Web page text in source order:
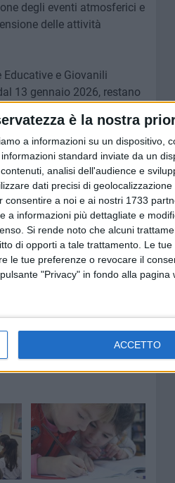
è la nostra
a informazioni su un dispositivo,
standard inviate da un
analisi dell'audience e
dati precisi di
a noi e ai nostri 1733
a informazioni più dettagliate e
Si rende noto che alcuni
di opporti a tale trattamento. Le
le tue preferenze o revocare il
"Privacy" in fondo alla pagina
ACCETTO
degli eventi atmosferici e
delle attività
e Giovanili
13 gennaio 2026, restano
modalità di iscrizione
Comune di Baria questo
2026
il festival del
selvaggio sul
Cristoforo Colombo